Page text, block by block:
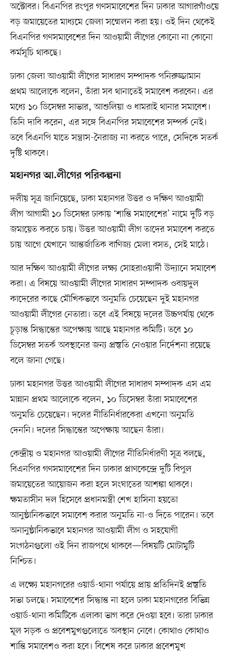
অক্টোবর। বিএনপির রংপুর গণসমাবেশের দিন ঢাকার আগারগাঁওয়ে
বড় জমায়েতের মাধ্যমে জেলা সম্মেলন করা হয়। ওই দিন থেকেই
বিএনপির গণসমাবেশের দিন আওয়ামী লীগের কোনো না কোনো
কর্মসূচি থাকছে।
ঢাকা জেলা আওয়ামী লীগের সাধারণ সম্পাদক পনিরুজ্জামান
প্রথম আলোকে বলেন, তাঁরা সব থানাতেই সমাবেশ করবেন। এর
মধ্যে ১০ ডিসেম্বর সাভার, আশুলিয়া ও ধামরাই থানার সমাবেশ।
তিনি দাবি করেন, এর সঙ্গে বিএনপির সমাবেশের সম্পর্ক নেই।
তবে বিএনপি যাতে সন্ত্রাস-নৈরাজ্য না করতে পারে, সেদিকে সতর্ক
দৃষ্টি থাকবে।
মহানগর আ.লীগের পরিকল্পনা
দলীয় সূত্র জানিয়েছে, ঢাকা মহানগর উত্তর ও দক্ষিণ আওয়ামী
লীগ আগামী ১০ ডিসেম্বর ঢাকায় ‘শান্তি সমাবেশের’ নামে দুটি বড়
জমায়েত করতে চায়। উত্তর আওয়ামী লীগ তাদের সমাবেশ করতে
চায় আগে যেখানে আন্তর্জাতিক বাণিজ্য মেলা বসত, সেই মাঠে।
আর দক্ষিণ আওয়ামী লীগের লক্ষ্য সোহরাওয়ার্দী উদ্যানে সমাবেশ
করা। এ বিষয়ে আওয়ামী লীগের সাধারণ সম্পাদক ওবায়দুল
কাদেরের কাছে মৌখিকভাবে অনুমতি চেয়েছেন দুই মহানগর
আওয়ামী লীগের নেতারা। তবে এই বিষয়ে দলের উচ্চপর্যায় থেকে
চূড়ান্ত সিদ্ধান্তের অপেক্ষায় আছে মহানগর কমিটি। তবে ১০
ডিসেম্বর সতর্ক অবস্থানের জন্য প্রস্তুতি নেওয়ার নির্দেশনা রয়েছে
বলে জানা গেছে।
ঢাকা মহানগর উত্তর আওয়ামী লীগের সাধারণ সম্পাদক এস এম
মান্নান প্রথম আলোকে বলেন, ১০ ডিসেম্বর তাঁরা সমাবেশের
অনুমতি চেয়েছেন। দলের নীতিনির্ধারকেরা এখনো অনুমতি
দেননি। দলের সিদ্ধান্তের অপেক্ষায় আছেন তাঁরা।
কেন্দ্রীয় ও মহানগর আওয়ামী লীগের নীতিনির্ধারণী সূত্র বলছে,
বিএনপির গণসমাবেশের দিন ঢাকার প্রাণকেন্দ্রে দুটি বিপুল
জমায়েতের আয়োজন করা হলে সংঘাতের আশঙ্কা থাকবে।
ক্ষমতাসীন দল হিসেবে প্রধানমন্ত্রী শেখ হাসিনা হয়তো
আনুষ্ঠানিকভাবে সমাবেশ করার অনুমতি না-ও দিতে পারেন। তবে
অনানুষ্ঠানিকভাবে মহানগর আওয়ামী লীগ ও সহযোগী
সংগঠনগুলো ওই দিন রাজপথে থাকবে—বিষয়টি মোটামুটি
নিশ্চিত।
এ লক্ষ্যে মহানগরের ওয়ার্ড-থানা পর্যায়ে প্রায় প্রতিদিনই প্রস্তুতি
সভা চলছে। সমাবেশের সিদ্ধান্ত না হলে ঢাকা মহানগরের বিভিন্ন
ওয়ার্ড-থানা কমিটিকে এলাকা ভাগ করে দেওয়া হবে। তারা ঢাকার
মূল সড়ক ও প্রবেশমুখগুলোতে অবস্থান নেবে। কোথাও কোথাও
শান্তি সমাবেশও করা হবে। বিশেষ করে ঢাকার প্রবেশমুখ